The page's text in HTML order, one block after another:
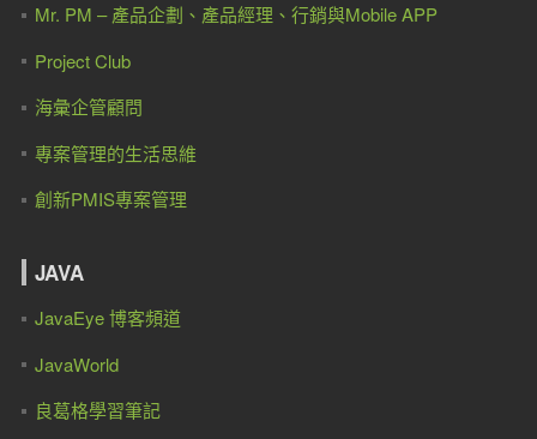
Mr. PM – 產品企劃、產品經理、行銷與Mobile APP
Project Club
海彙企管顧問
專案管理的生活思維
創新PMIS專案管理
JAVA
JavaEye 博客頻道
JavaWorld
良葛格學習筆記